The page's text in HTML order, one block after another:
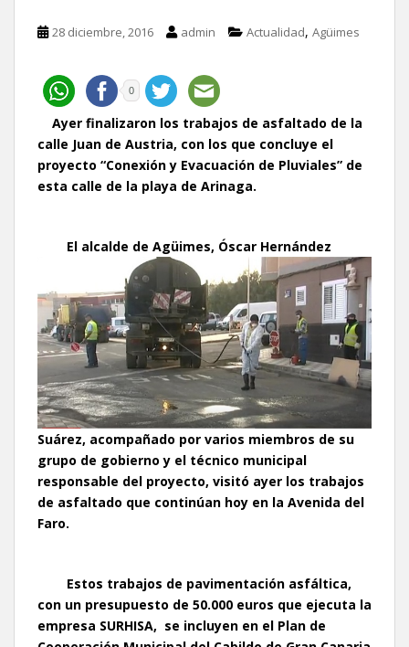
28 diciembre, 2016 admin Actualidad, Agüimes
0
Ayer finalizaron los trabajos de asfaltado de la
calle Juan de Austria, con los que concluye el
proyecto “Conexión y Evacuación de Pluviales” de
esta calle de la playa de Arinaga.
El alcalde de Agüimes, Óscar Hernández
Suárez, acompañado por varios miembros de su
grupo de gobierno y el técnico municipal
responsable del proyecto, visitó ayer los trabajos
de asfaltado que continúan hoy en la Avenida del
Faro.
Estos trabajos de pavimentación asfáltica,
con un presupuesto de 50.000 euros que ejecuta la
empresa SURHISA, se incluyen en el Plan de